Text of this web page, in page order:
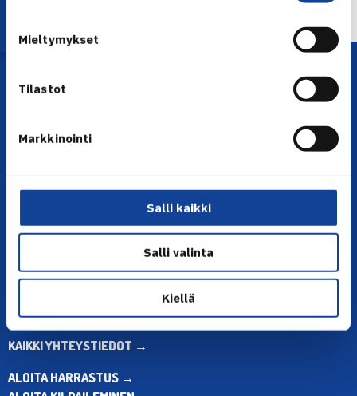
Mieltymykset
Tilastot
Markkinointi
Salli kaikki
Salli valinta
Kiellä
YHTEYSTIEDOT
Olympiastadion, Paavo Nurmen tie 1, 00250 Helsinki
Puh. 010 574 3959
ma-pe klo 10.00-12.00
Muina aikoina olkaa yhteydessä
sähköpostitse: toimisto@tennis.fi
KAIKKI YHTEYSTIEDOT →
ALOITA HARRASTUS →